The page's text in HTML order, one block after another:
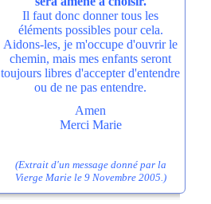
Il faut donc donner tous les
éléments possibles pour cela.
Aidons-les, je m'occupe d'ouvrir le
chemin, mais mes enfants seront
toujours libres d'accepter d'entendre
ou de ne pas entendre.
Amen
Merci Marie
(Extrait d'un message donné par la
Vierge Marie le 9 Novembre 2005.)